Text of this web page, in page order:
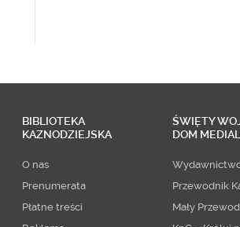
BIBLIOTEKA
KAZNODZIEJSKA
O nas
Prenumerata
Płatne treści
ŚWIĘTY
DOM
Przewodnik
Mały